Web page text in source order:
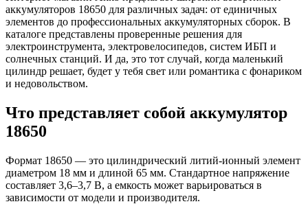
аккумуляторов 18650 для различных задач: от единичных
элементов до профессиональных аккумуляторных сборок. В
каталоге представлены проверенные решения для
электроинструмента, электровелосипедов, систем ИБП и
солнечных станций. И да, это тот случай, когда маленький
цилиндр решает, будет у тебя свет или романтика с фонариком
и недовольством.
Что представляет собой аккумулятор
18650
Формат 18650 — это цилиндрический литий-ионный элемент
диаметром 18 мм и длиной 65 мм. Стандартное напряжение
составляет 3,6–3,7 В, а емкость может варьироваться в
зависимости от модели и производителя.